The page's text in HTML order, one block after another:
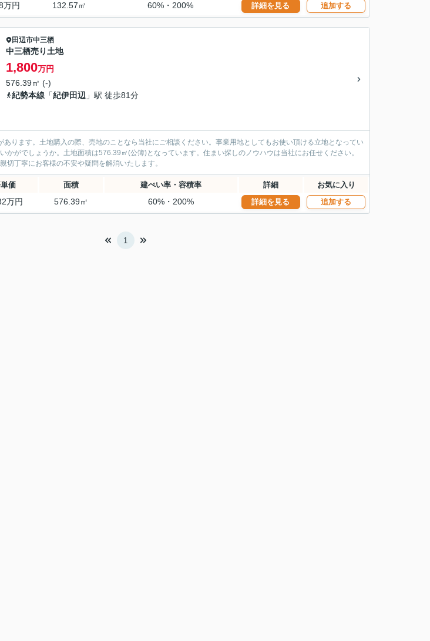
万円 132.57㎡ 60%・200% 詳細を見る 追加する
田辺市中三栖
中三栖売り土地
1,800万円
576.39㎡ (-)
紀勢本線 「紀伊田辺 」駅 徒歩81分
ります。土地購入の際、売地のことなら当社にご相談ください。事業用地としてもお使い頂ける立地となってい
かがでしょうか。土地面積は576.39㎡(公簿)となっています。住まい探しのノウハウは当社にお任せください。
切丁寧にお客様の不安や疑問を解消いたします。
価 面積 建ぺい率・容積率 詳細 お気に入り
万円 576.39㎡ 60%・200% 詳細を見る 追加する
1